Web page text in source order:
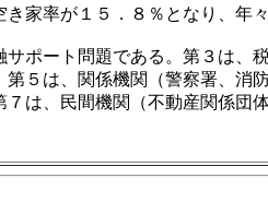
家率が１５．８％となり、年
ポート問題である。第３は、
５は、関係機関（警察署、消
は、民間機関（不動産関係団